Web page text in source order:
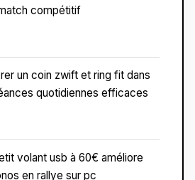
compétitif
un coin zwift et ring fit dans
quotidiennes efficaces
volant usb à 60€ améliore
en rallye sur pc